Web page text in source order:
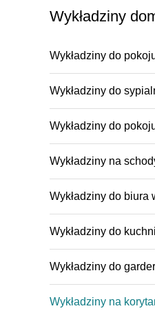
Wykładziny
Wykładziny do
Wykładziny do
Wykładziny do
Wykładziny na
Wykładziny do biura
Wykładziny do
Wykładziny do
Wykładziny na